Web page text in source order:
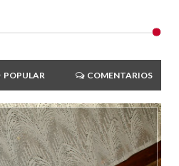
POPULAR COMENTARIOS